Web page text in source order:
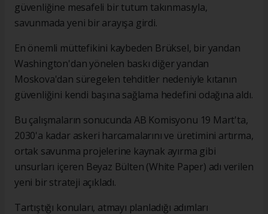
güvenliğine mesafeli bir tutum takınmasıyla,
savunmada yeni bir arayışa girdi.
En önemli müttefikini kaybeden Brüksel, bir yandan
Washington'dan yönelen baskı diğer yandan
Moskova'dan süregelen tehditler nedeniyle kıtanın
güvenliğini kendi başına sağlama hedefini odağına aldı.
Bu çalışmaların sonucunda AB Komisyonu 19 Mart'ta,
2030'a kadar askeri harcamalarını ve üretimini artırma,
ortak savunma projelerine kaynak ayırma gibi
unsurları içeren Beyaz Bülten (White Paper) adı verilen
yeni bir strateji açıkladı.
Tartıştığı konuları, atmayı planladığı adımları